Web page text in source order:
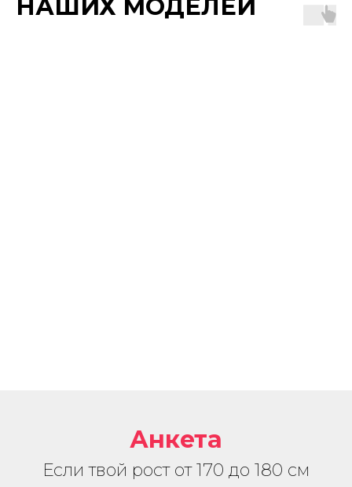
НАШИХ МОДЕЛЕЙ
Анкета
Если твой рост от 170 до 180 см